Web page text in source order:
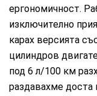
ергономичност.
изключително
карах версията
цилиндров
под 6 л/100 км
раздавахме доста